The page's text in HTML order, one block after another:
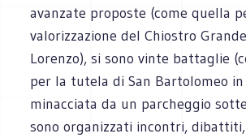
avanzate proposte (come quella
valorizzazione del Chiostro
Lorenzo), si sono vinte battaglie
per la tutela di San Bartolomeo
minacciata da un parcheggio
sono organizzati incontri,